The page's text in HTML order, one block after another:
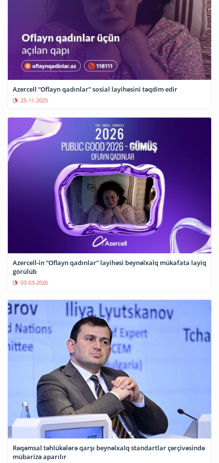
Azercell “Oflayn qadınlar” sosial layihəsini təqdim edir
25-11-2025
Azercell-in “Oflayn qadınlar” layihəsi beynəlxalq mükafata layiq
görülüb
03-03-2026
Rəqəmsal təhlükələrə qarşı beynəlxalq standartlar çərçivəsində
mübarizə aparılır